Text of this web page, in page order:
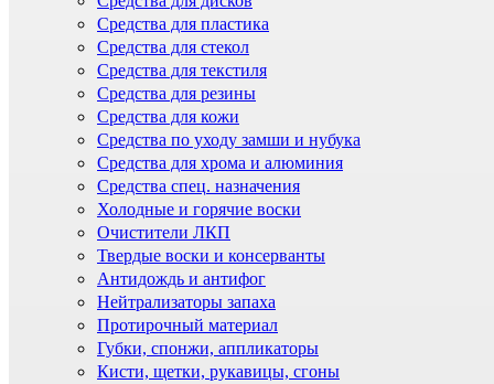
Средства для пластика
Средства для стекол
Средства для текстиля
Средства для резины
Средства для кожи
Средства по уходу замши и нубука
Средства для хрома и алюминия
Средства спец. назначения
Холодные и горячие воски
Очистители ЛКП
Твердые воски и консерванты
Антидождь и антифог
Нейтрализаторы запаха
Протирочный материал
Губки, спонжи, аппликаторы
Кисти, щетки, рукавицы, сгоны